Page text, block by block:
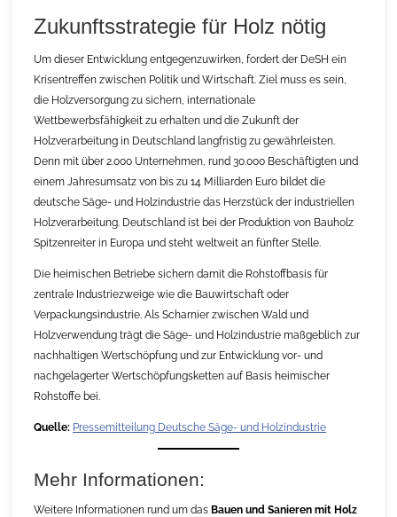
Zukunftsstrategie für Holz nötig
Um dieser Entwicklung entgegenzuwirken, fordert der DeSH ein
Krisentreffen zwischen Politik und Wirtschaft. Ziel muss es sein,
die Holzversorgung zu sichern, internationale
Wettbewerbsfähigkeit zu erhalten und die Zukunft der
Holzverarbeitung in Deutschland langfristig zu gewährleisten.
Denn mit über 2.000 Unternehmen, rund 30.000 Beschäftigten und
einem Jahresumsatz von bis zu 14 Milliarden Euro bildet die
deutsche Säge- und Holzindustrie das Herzstück der industriellen
Holzverarbeitung. Deutschland ist bei der Produktion von Bauholz
Spitzenreiter in Europa und steht weltweit an fünfter Stelle.
Die heimischen Betriebe sichern damit die Rohstoffbasis für
zentrale Industriezweige wie die Bauwirtschaft oder
Verpackungsindustrie. Als Scharnier zwischen Wald und
Holzverwendung trägt die Säge- und Holzindustrie maßgeblich zur
nachhaltigen Wertschöpfung und zur Entwicklung vor- und
nachgelagerter Wertschöpfungsketten auf Basis heimischer
Rohstoffe bei.
Quelle: Pressemitteilung Deutsche Säge- und Holzindustrie
Mehr Informationen:
Weitere Informationen rund um dasBauen und Sanieren mit Holz